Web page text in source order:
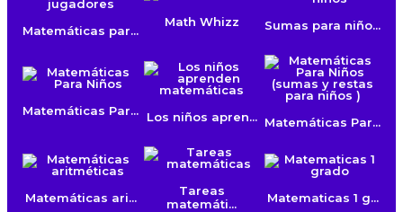
Matemáticas par...
Math Whizz Sumas para niño...
Matemáticas Par... Los niños apren... Matemáticas Par...
Matemáticas ari...
Tareas
matemáti...
Matematicas 1 g...